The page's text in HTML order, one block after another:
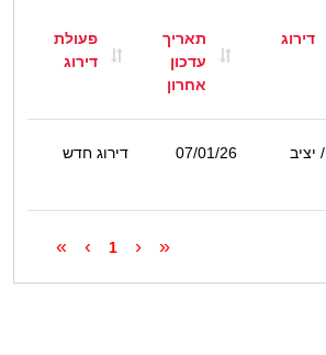
דירוג
תאריך
עדכון
אחרון
פעולת
דירוג
/ יציב 07/01/26 דירוג חדש
«
‹
1
›
»